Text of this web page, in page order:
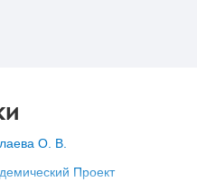
О. В.
Проект